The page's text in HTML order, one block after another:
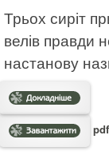
Трьох сиріт
велів правди
настанову